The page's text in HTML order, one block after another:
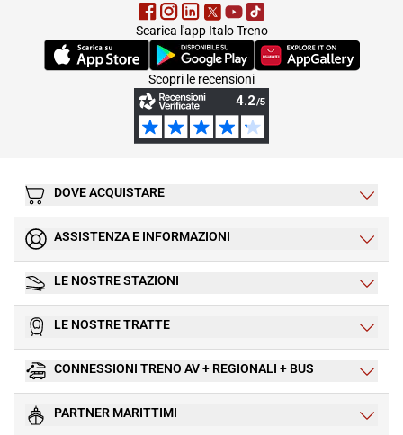
Scarica l'app Italo Treno
(Si apre in una nuova scheda)(Si apre in una nuova scheda)
(Si apre in una nuova
Scopri le recensioni
DOVE ACQUISTARE
ASSISTENZA E INFORMAZIONI
LE NOSTRE STAZIONI
LE NOSTRE TRATTE
CONNESSIONI TRENO AV + REGIONALI + BUS
PARTNER MARITTIMI